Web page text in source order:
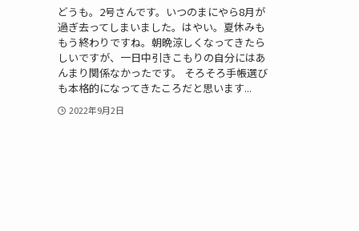
どうも。2号さんです。いつのまにやら8月が
過ぎ去ってしまいました。はやい。夏休みも
もう終わりですね。朝晩涼しくなってきたら
しいですが、一日中引きこもりの自分にはあ
んまり関係なかったです。 そろそろ手帳選び
も本格的になってきたころだと思います...
2022年9月2日